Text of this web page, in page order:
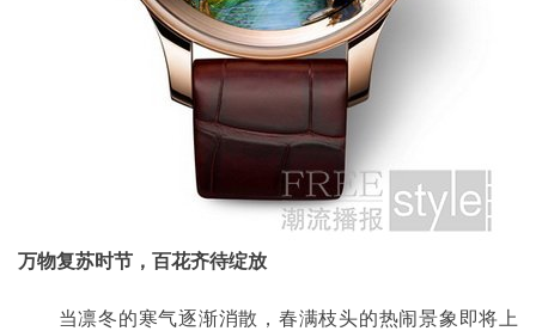
万物复苏时节，百花齐待绽放
当凛冬的寒气逐渐消散，春满枝头的热闹景象即将上